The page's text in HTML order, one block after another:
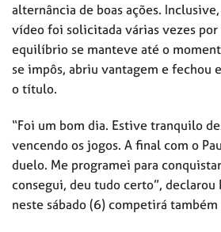
alternância de boas ações.
vídeo foi solicitada várias vezes por
equilíbrio se manteve até o
se impôs, abriu vantagem e fechou
o título.
“Foi um bom dia. Estive tranquilo
vencendo os jogos. A final com o
duelo. Me programei para
consegui, deu tudo certo”, declarou
neste sábado (6) competirá também